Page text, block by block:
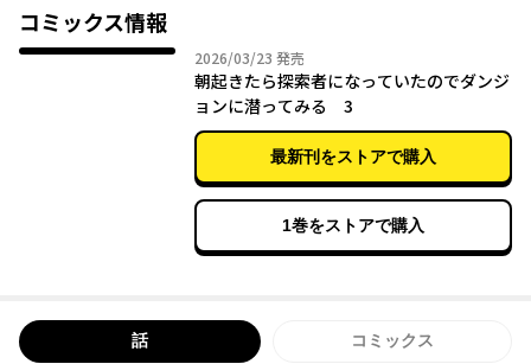
を得ていくなか、女性探索者の風音に出会ったことから彼のダン
ジョン生活に変化が訪れて――。
コミックス情報
2026/03/23 2026年03月23日
発売
朝起きたら探索者になっていたのでダンジ
ョンに潜ってみる 3
最新刊をストアで購入
1巻をストアで購入
話 コミックス